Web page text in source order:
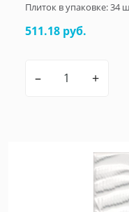
Плиток в упаковке:34
511.18 руб.
– +